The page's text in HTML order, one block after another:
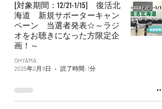
[対象期間：12/21-1/15] 復活北
海道 新規サポーターキャン
ペーン 当選者発表☆～ラジ
オをお聴きになった方限定企
画！～
OHYAMA
2025年2月9日
読了時間: 1分